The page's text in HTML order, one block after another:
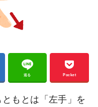
送る Pocket
もとは「左手」を